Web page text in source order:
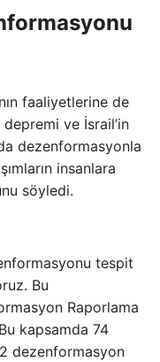
faaliyetlerine de
ve İsrail’in
dezenformasyonla
insanlara
söyledi.
tespit
Bu
Raporlama
kapsamda 74
dezenformasyon